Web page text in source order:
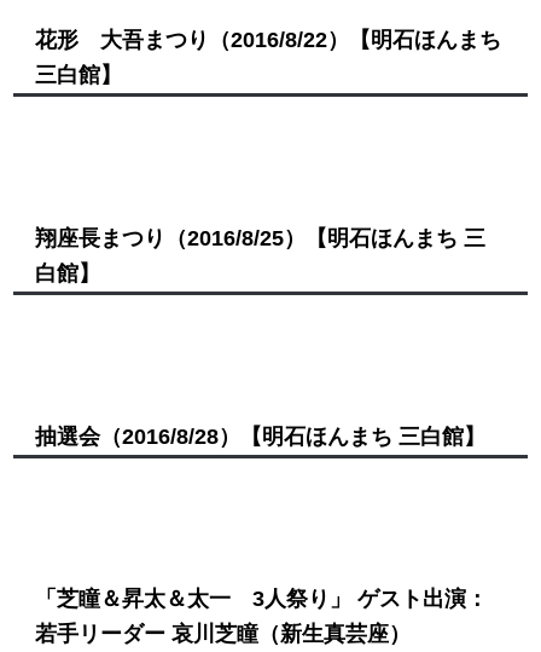
花形 大吾まつり （2016/8/22）
【明石ほんまち
三白館】
翔座長まつり （2016/8/25）
【明石ほんまち 三
白館】
抽選会（2016/8/28） 【明石ほんまち 三白館】
「芝瞳＆昇太＆太一 3人祭り」 ゲスト出演：
若手リーダー 哀川芝瞳（新生真芸座）